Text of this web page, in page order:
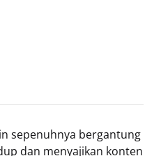
sepenuhnya bergantung
dan menyajikan konten